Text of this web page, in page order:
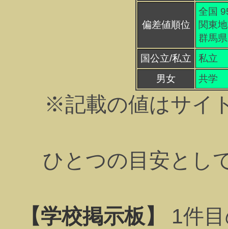
偏差値順位
全国
関東
群馬
国公立/私立
私立
男女
共学
※記載の値はサイ
ひとつの目安とし
【学校掲示板】 1件